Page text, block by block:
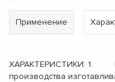
Применение
ХАРАКТЕРИСТИКИ: 1.
производства